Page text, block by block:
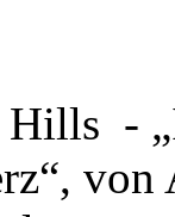
-
von